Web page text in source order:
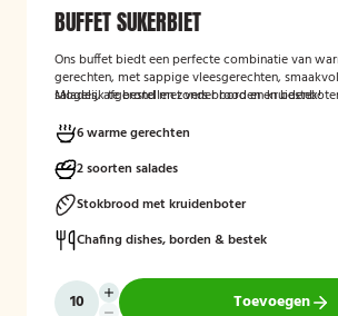
BUFFET SUKERBIET
Ons buffet biedt een perfecte combinatie van
gerechten, met sappige vleesgerechten,
salades, afgerond met vers brood en
Mogelijk te bestellen zonder borden en bestek!
6 warme gerechten
2 soorten salades
Stokbrood met kruidenboter
Chafing dishes, borden & bestek
Toevoegen